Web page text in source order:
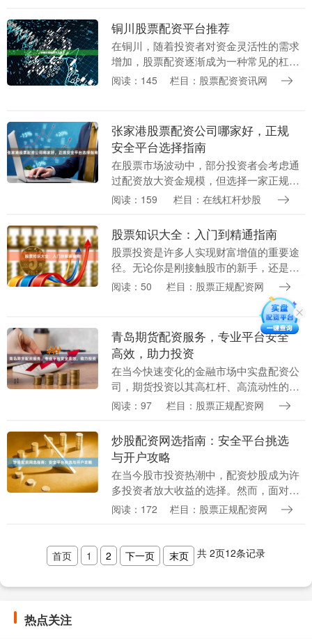
而，杠杆是一把双刃....
铜川股票配资平台推荐
在铜川，随着投资者对资金灵活性的需求
增加，股票配资逐渐成为一种常见的杠杆
投资方式。然而，面对市场上众多的配资
阅读：145 栏目：股票配资资讯网
张家港股票配资公司哪家好，正规
安全平台选择指南
在股票市场波动中，部分投资者会考虑通
过配资放大资金规模，但选择一家正规安
全的配资平台至关重要。本文将为您提供
区辨别可靠的股票....
阅读：159 栏目：在线杠杆炒股
股票知识大全：入门到精通指南
股票投资是许多人实现财富增值的重要途
径。无论你是刚接触股市的新手，还是希
望系统提升投资能力的进阶者，掌握扎实
的股票知识都是成功的关键。本文将从基
阅读：50 栏目：股票正规配资网
青岛期货配资服务，专业平台安全
高效，助力投资
在当今快速变化的金融市场中实盘配资公
司，期货投资以其高杠杆、高流动性的特
点吸引了众多投资者的目光。然而，资金
实挑战。青岛期货....
阅读：97 栏目：股票正规配资网
炒股配资网选指南：安全平台挑选
与开户攻略
在当今股市投资热潮中，配资炒股成为许
多投资者放大收益的选择。然而，面对网
络上琳琅满目的配资平台，如何挑选安全
阅读：172 栏目：股票正规配资网
首页 1 2 下一页 末页 共 2页12条记录
热点关注